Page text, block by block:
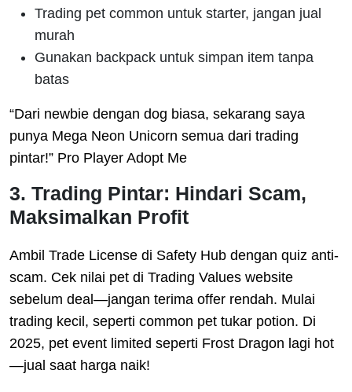
Trading pet common untuk starter, jangan jual
murah
Gunakan backpack untuk simpan item tanpa
batas
“Dari newbie dengan dog biasa, sekarang saya
punya Mega Neon Unicorn semua dari trading
pintar!” Pro Player Adopt Me
3. Trading Pintar: Hindari Scam,
Maksimalkan Profit
Ambil Trade License di Safety Hub dengan quiz anti-
scam. Cek nilai pet di Trading Values website
sebelum deal—jangan terima offer rendah. Mulai
trading kecil, seperti common pet tukar potion. Di
2025, pet event limited seperti Frost Dragon lagi hot
—jual saat harga naik!